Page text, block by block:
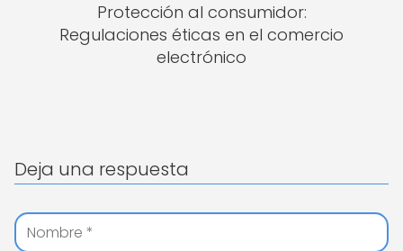
Protección al consumidor:
Regulaciones éticas en el comercio
electrónico
Deja una respuesta